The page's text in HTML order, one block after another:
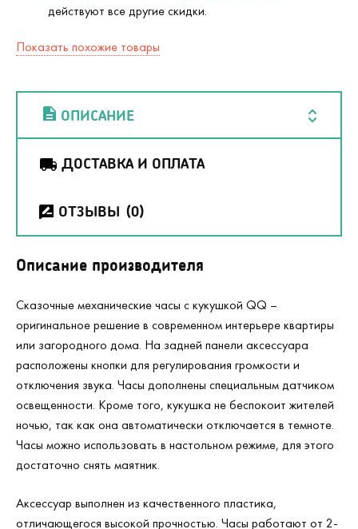
действуют все другие скидки.
Показать похожие товары
ОПИСАНИЕ
ДОСТАВКА И ОПЛАТА
ОТЗЫВЫ (0)
Описание производителя
Сказочные механические часы с кукушкой QQ –
оригинальное решение в современном интерьере квартиры
или загородного дома. На задней панели аксессуара
расположены кнопки для регулирования громкости и
отключения звука. Часы дополнены специальным датчиком
освещенности. Кроме того, кукушка не беспокоит жителей
ночью, так как она автоматически отключается в темноте.
Часы можно использовать в настольном режиме, для этого
достаточно снять маятник.
Аксессуар выполнен из качественного пластика,
отличающегося высокой прочностью. Часы работают от 2-